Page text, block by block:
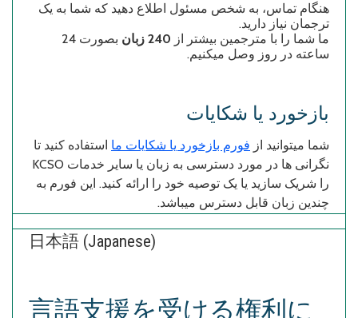
هنگام تماس، به شخص مسئول اطلاع دهید که شما به یک
ترجمان نیاز دارید.
ما شما را با مترجمین بیشتر از 240 زبان
بصورت 24
ساعته در روز وصل میکنیم.
بازخورد یا شکایات
شما میتوانید از فورم بازخورد یا شکایات ما استفاده کنید تا
نگرانی ها در مورد دسترسی به زبان یا سایر خدمات KCSO
را شریک سازید یا یک توصیه خود را ارائه کنید. این فورم به
چندین زبان قابل دسترس میباشد.
日本語 (Japanese)
言語支援を受ける権利に